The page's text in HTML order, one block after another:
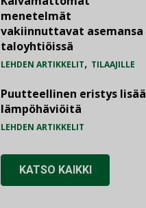
menetelmät
vakiinnuttavat asemansa
taloyhtiöissä
LEHDEN ARTIKKELIT, TILAAJILLE
Puutteellinen eristys lisää
lämpöhäviöitä
LEHDEN ARTIKKELIT
KATSO KAIKKI